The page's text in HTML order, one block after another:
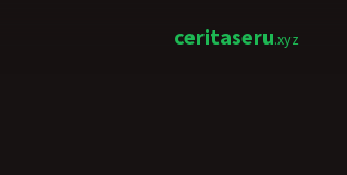
ceritaseru.xyz